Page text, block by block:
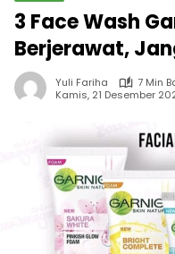
3 Face Wash
Berjerawat,
Yuli Fariha
7 Min
Kamis, 21 Desember